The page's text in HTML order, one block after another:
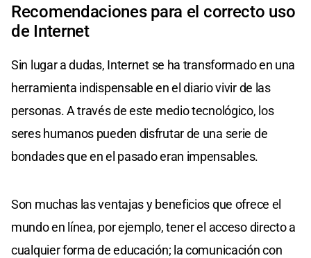
Recomendaciones para el correcto uso
de Internet
Sin lugar a dudas, Internet se ha transformado en una
herramienta indispensable en el diario vivir de las
personas. A través de este medio tecnológico, los
seres humanos pueden disfrutar de una serie de
bondades que en el pasado eran impensables.
Son muchas las ventajas y beneficios que ofrece el
mundo en línea, por ejemplo, tener el acceso directo a
cualquier forma de educación; la comunicación con